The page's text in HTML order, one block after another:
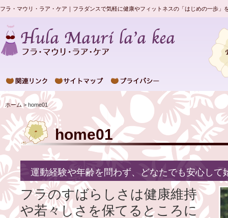
フラ・マウリ・ラア・ケア｜フラダンスで気軽に健康やフィットネスの「はじめの一歩
ホーム> home01
home01
運動経験や年齢を問わず、どなたでも安心して
フラのすばらしさは健康維持
や若々しさを保てるところに